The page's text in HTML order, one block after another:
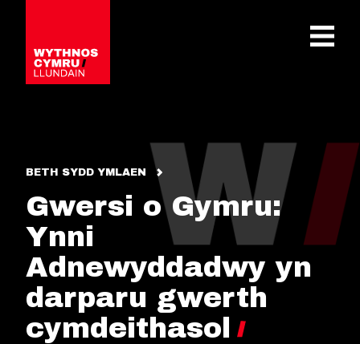
OPEN
BETH SYDD YMLAEN
Gwersi o Gymru:
Ynni
Adnewyddadwy yn
darparu gwerth
cymdeithasol